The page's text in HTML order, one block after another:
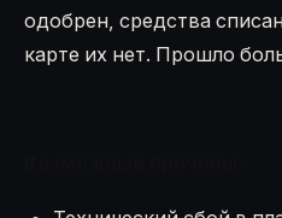
одобрен, средства
карте их нет. Прошло